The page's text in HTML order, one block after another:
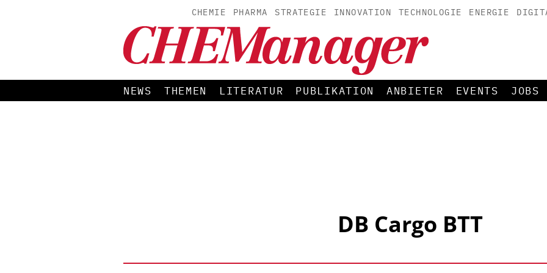
CHEMIE PHARMA STRATEGIE INNOVATION TECHNOLOGIE ENERGIE
NEWS THEMEN LITERATUR PUBLIKATION ANBIETER EVENTS JOBS
DB Cargo BTT